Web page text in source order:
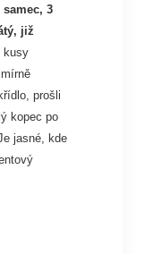
3
již
kusy
prošli
kopec po
jasné, kde